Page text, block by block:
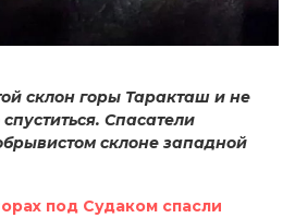
склон горы Таракташ и не
Спасатели
склоне западной
под Судаком спасли